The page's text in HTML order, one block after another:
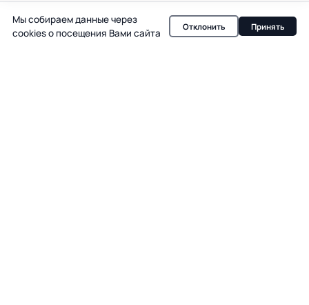
Президент США Дональд Трамп публично выступил
Мы собираем данные через
cookies о посещения Вами сайта
Отклонить Принять